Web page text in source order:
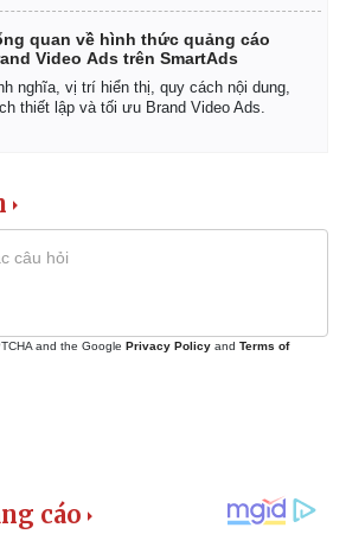
quan về hình thức quảng cáo
Video Ads trên SmartAds
nghĩa, vị trí hiển thị, quy cách nội dung,
thiết lập và tối ưu Brand Video Ads.
and the Google Privacy Policy and Terms of